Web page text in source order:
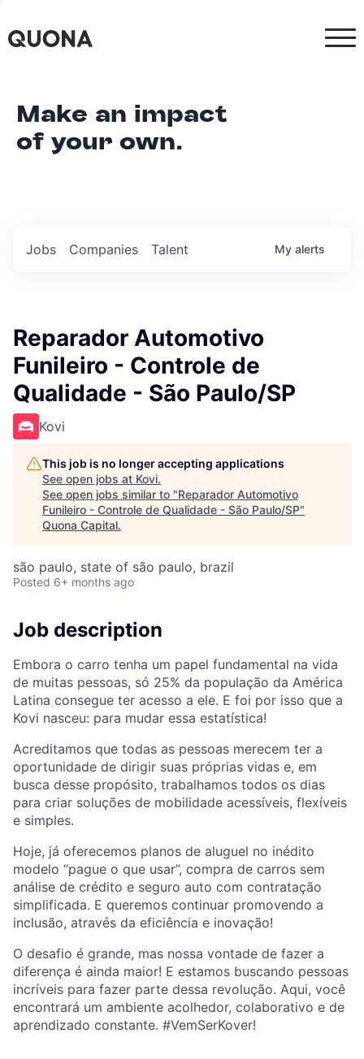
Make an impact
of your own.
Jobs Companies Talent My alerts
Reparador Automotivo
Funileiro - Controle de
Qualidade - São Paulo/SP
Kovi
This job is no longer accepting applications
See open jobs at Kovi.
See open jobs similar to "Reparador Automotivo
Funileiro - Controle de Qualidade - São Paulo/SP"
Quona Capital.
são paulo, state of são paulo, brazil
Posted 6+ months ago
Job description
Embora o carro tenha um papel fundamental na vida
de muitas pessoas, só 25% da população da América
Latina consegue ter acesso a ele. E foi por isso que a
Kovi nasceu: para mudar essa estatística!
Acreditamos que todas as pessoas merecem ter a
oportunidade de dirigir suas próprias vidas e, em
busca desse propósito, trabalhamos todos os dias
para criar soluções de mobilidade acessíveis, flexíveis
e simples.
Hoje, já oferecemos planos de aluguel no inédito
modelo “pague o que usar”, compra de carros sem
análise de crédito e seguro auto com contratação
simplificada. E queremos continuar promovendo a
inclusão, através da eficiência e inovação!
O desafio é grande, mas nossa vontade de fazer a
diferença é ainda maior! E estamos buscando pessoas
incríveis para fazer parte dessa revolução. Aqui, você
encontrará um ambiente acolhedor, colaborativo e de
aprendizado constante. #VemSerKover!